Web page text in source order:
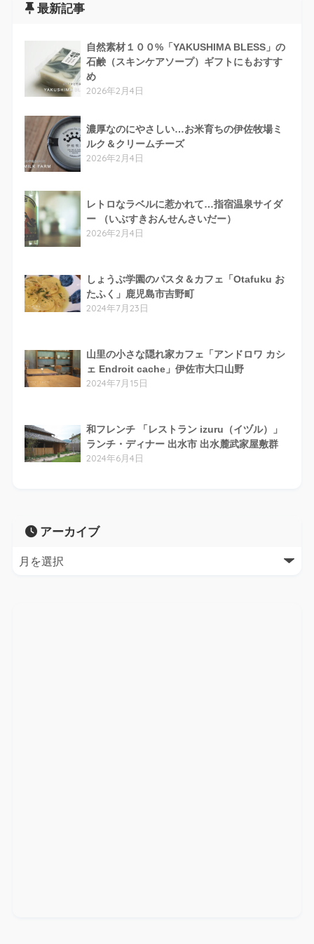
最新記事
自然素材１００%「YAKUSHIMA BLESS」の
石鹸（スキンケアソープ）ギフトにもおすす
め
2026年2月4日
濃厚なのにやさしい…お米育ちの伊佐牧場ミ
ルク＆クリームチーズ
2026年2月4日
レトロなラベルに惹かれて…指宿温泉サイダ
ー （いぶすきおんせんさいだー）
2026年2月4日
しょうぶ学園のパスタ＆カフェ「Otafuku お
たふく」鹿児島市吉野町
2024年7月23日
山里の小さな隠れ家カフェ「アンドロワ カシ
ェ Endroit cache」伊佐市大口山野
2024年7月15日
和フレンチ 「レストラン izuru（イヅル）」
ランチ・ディナー 出水市 出水麓武家屋敷群
2024年6月4日
アーカイブ